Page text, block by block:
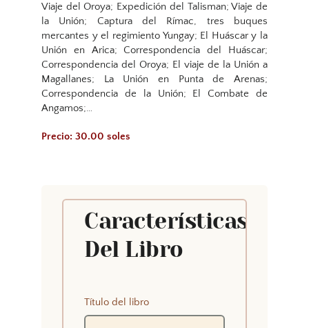
Viaje del Oroya; Expedición del Talisman; Viaje de
la Unión; Captura del Rímac, tres buques
mercantes y el regimiento Yungay; El Huáscar y la
Unión en Arica; Correspondencia del Huáscar;
Correspondencia del Oroya; El viaje de la Unión a
Magallanes; La Unión en Punta de Arenas;
Correspondencia de la Unión; El Combate de
Angamos;…
Precio: 30.00 soles
Características
Del Libro
Título del libro